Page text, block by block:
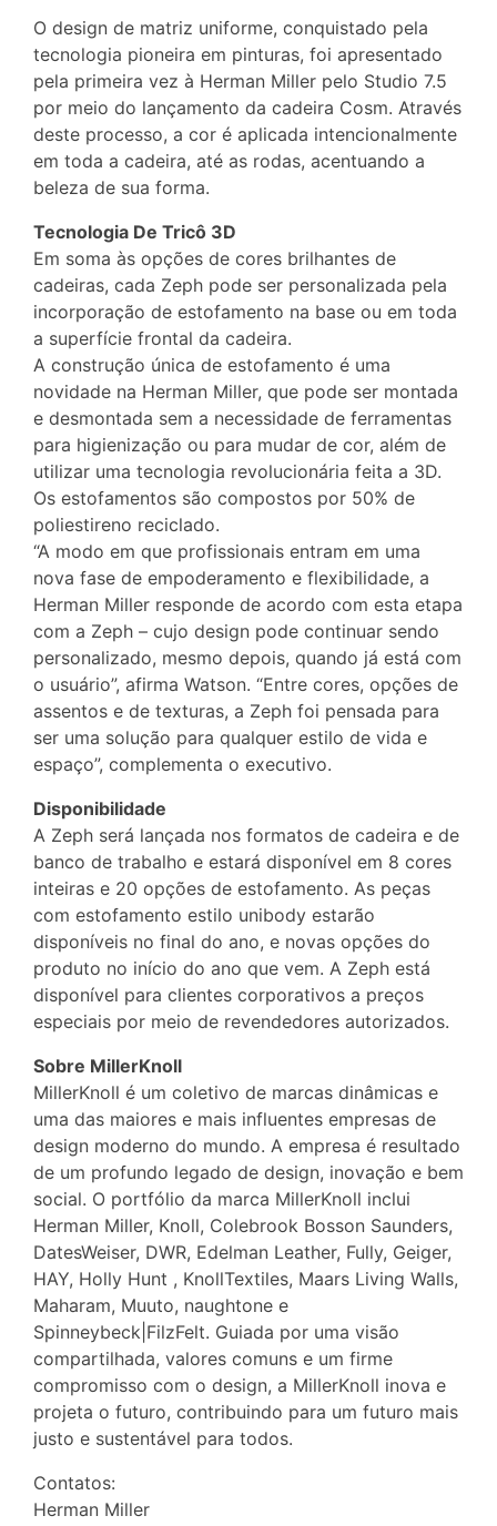
O design de matriz uniforme, conquistado pela
tecnologia pioneira em pinturas, foi apresentado
pela primeira vez à Herman Miller pelo Studio 7.5
por meio do lançamento da cadeira Cosm. Através
deste processo, a cor é aplicada intencionalmente
em toda a cadeira, até as rodas, acentuando a
beleza de sua forma.
Tecnologia De Tricô 3D
Em soma às opções de cores brilhantes de
cadeiras, cada Zeph pode ser personalizada pela
incorporação de estofamento na base ou em toda
a superfície frontal da cadeira.
A construção única de estofamento é uma
novidade na Herman Miller, que pode ser montada
e desmontada sem a necessidade de ferramentas
para higienização ou para mudar de cor, além de
utilizar uma tecnologia revolucionária feita a 3D.
Os estofamentos são compostos por 50% de
poliestireno reciclado.
“A modo em que profissionais entram em uma
nova fase de empoderamento e flexibilidade, a
Herman Miller responde de acordo com esta etapa
com a Zeph – cujo design pode continuar sendo
personalizado, mesmo depois, quando já está com
o usuário”, afirma Watson. “Entre cores, opções de
assentos e de texturas, a Zeph foi pensada para
ser uma solução para qualquer estilo de vida e
espaço”, complementa o executivo.
Disponibilidade
A Zeph será lançada nos formatos de cadeira e de
banco de trabalho e estará disponível em 8 cores
inteiras e 20 opções de estofamento. As peças
com estofamento estilo unibody estarão
disponíveis no final do ano, e novas opções do
produto no início do ano que vem. A Zeph está
disponível para clientes corporativos a preços
especiais por meio de revendedores autorizados.
Sobre MillerKnoll
MillerKnoll é um coletivo de marcas dinâmicas e
uma das maiores e mais influentes empresas de
design moderno do mundo. A empresa é resultado
de um profundo legado de design, inovação e bem
social. O portfólio da marca MillerKnoll inclui
Herman Miller, Knoll, Colebrook Bosson Saunders,
DatesWeiser, DWR, Edelman Leather, Fully, Geiger,
HAY, Holly Hunt , KnollTextiles, Maars Living Walls,
Maharam, Muuto, naughtone e
Spinneybeck|FilzFelt. Guiada por uma visão
compartilhada, valores comuns e um firme
compromisso com o design, a MillerKnoll inova e
projeta o futuro, contribuindo para um futuro mais
justo e sustentável para todos.
Contatos:
Herman Miller